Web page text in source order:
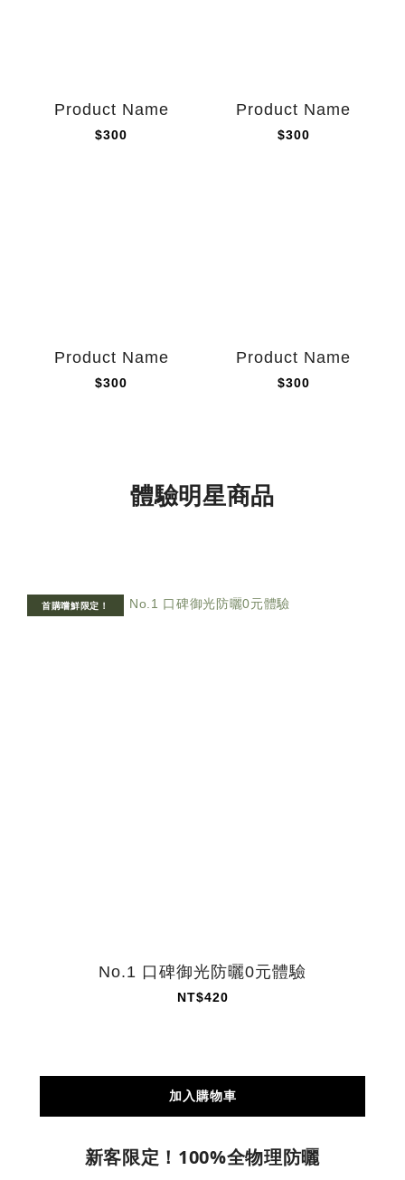
Product Name
$300
Product Name
$300
Product Name
$300
Product Name
$300
體驗明星商品
首購嚐鮮限定！
No.1 口碑御光防曬0元體驗
NT$420
加入購物車
新客限定！100%全物理防曬